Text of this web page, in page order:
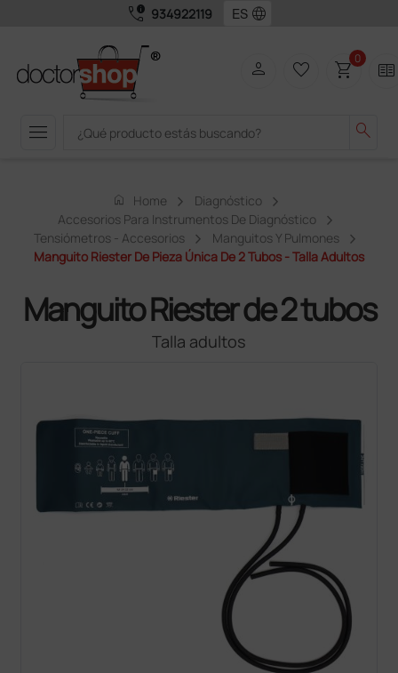
call_quality 934922119 language
menu search
person favorite_border shopping_cart0 two_pager
home Home
Diagnóstico
Accesorios Para Instrumentos De Diagnóstico
Tensiómetros - Accesorios
Manguitos Y Pulmones
Manguito Riester De Pieza Única De 2 Tubos - Talla Adultos
Manguito Riester de 2 tubos
Talla adultos